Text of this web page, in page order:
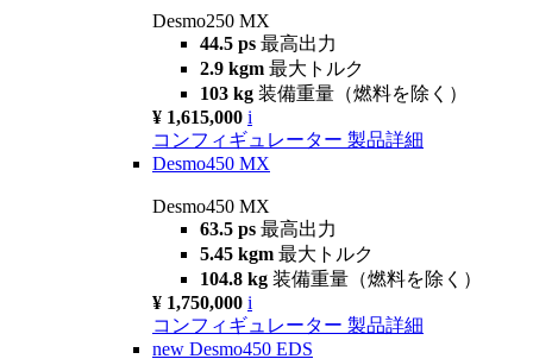
Desmo250 MX
44.5 ps 最高出力
2.9 kgm 最大トルク
103 kg 装備重量（燃料を除く）
¥ 1,615,000 i
コンフィギュレーター 製品詳細
Desmo450 MX
Desmo450 MX
63.5 ps 最高出力
5.45 kgm 最大トルク
104.8 kg 装備重量（燃料を除く）
¥ 1,750,000 i
コンフィギュレーター 製品詳細
new Desmo450 EDS